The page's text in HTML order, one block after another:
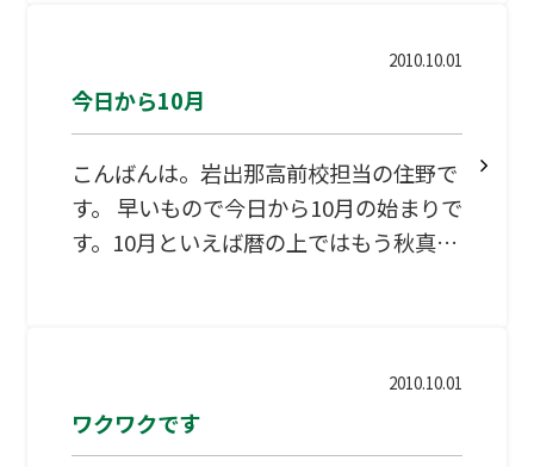
Ａさん：「うん頑張る！」 先生：「これ
宿題ね！来週までにするんやで！」Ｂさ
ん：「やらへん！嫌やし！だるいし！」
どちらが良いかは言わなくてもわかりま
すね・・・。 素直さとは，親や学校や塾
の先生達の言うことを，受け入れ、期日
には「根性」が必要ですが、「根性」と
2010.10.01
今日から10月
こんばんは。岩出那高前校担当の住野で
す。 早いもので今日から10月の始まりで
す。10月といえば暦の上ではもう秋真っ
いますが、もう10月になるのですが。一
方、最低気温はと言うと13度のところも
あったくらいで、寒暖差が10度以上の地
2010.10.01
ワクワクです